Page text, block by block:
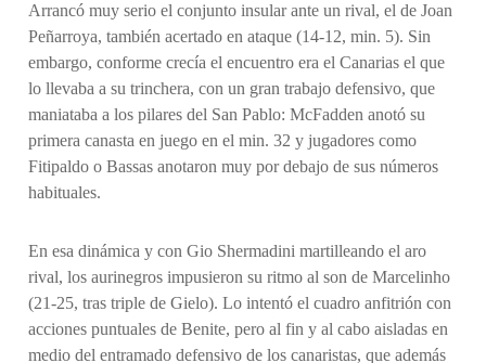
Arrancó muy serio el conjunto insular ante un rival, el de Joan
Peñarroya, también acertado en ataque (14-12, min. 5). Sin
embargo, conforme crecía el encuentro era el Canarias el que
lo llevaba a su trinchera, con un gran trabajo defensivo, que
maniataba a los pilares del San Pablo: McFadden anotó su
primera canasta en juego en el min. 32 y jugadores como
Fitipaldo o Bassas anotaron muy por debajo de sus números
habituales.
En esa dinámica y con Gio Shermadini martilleando el aro
rival, los aurinegros impusieron su ritmo al son de Marcelinho
(21-25, tras triple de Gielo). Lo intentó el cuadro anfitrión con
acciones puntuales de Benite, pero al fin y al cabo aisladas en
medio del entramado defensivo de los canaristas, que además